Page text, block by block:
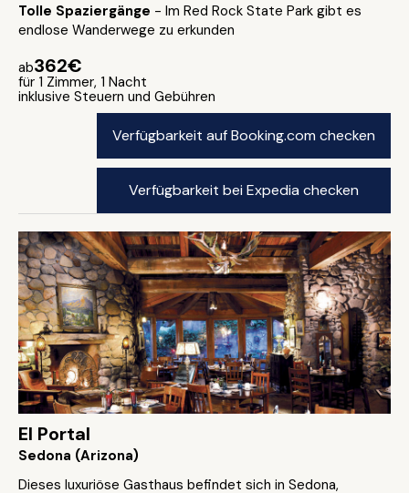
Tolle Spaziergänge - Im Red Rock State Park gibt es
endlose Wanderwege zu erkunden
ab362€
für 1 Zimmer, 1 Nacht
inklusive Steuern und Gebühren
Verfügbarkeit auf Booking.com checken
Verfügbarkeit bei Expedia checken
El Portal
Sedona (Arizona)
Dieses luxuriöse Gasthaus befindet sich in Sedona,